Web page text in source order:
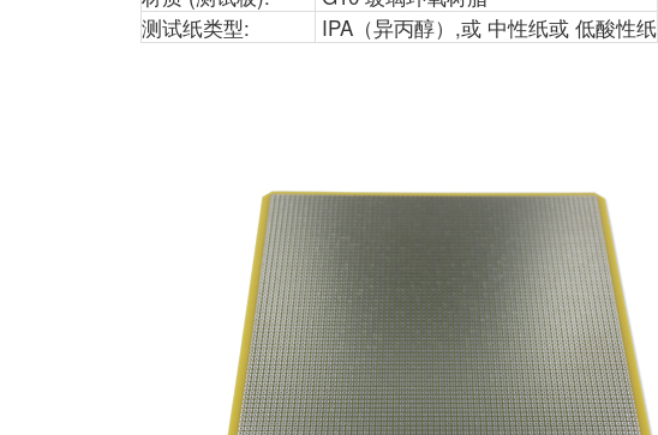
测试纸类型:
IPA（异丙醇）,或 中性纸或 低酸性纸